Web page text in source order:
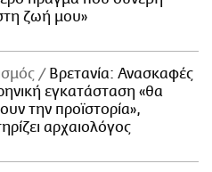
ζωή μου»
Βρετανία: Ανασκαφές
εγκατάσταση «θα
την προϊστορία»,
αρχαιολόγος